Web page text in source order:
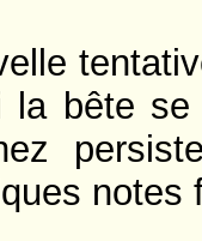
la bête se
notes